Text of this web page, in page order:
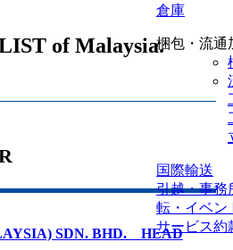
倉庫
梱包・流通
国際輸送
引越・事務
転・イベン
サービス約
of Malaysia.
SDN. BHD. HEAD